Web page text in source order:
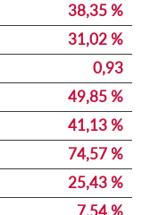
38,35 %
31,02 %
0,93
49,85 %
41,13 %
74,57 %
25,43 %